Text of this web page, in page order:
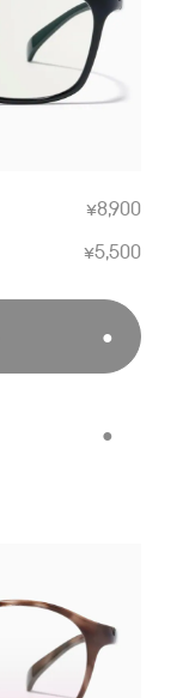
¥8,900
¥5,500